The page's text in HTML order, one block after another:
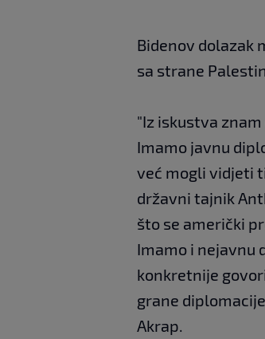
Bidenov dolazak
sa strane
"Iz iskustva
Imamo javnu
već mogli vidjeti
državni tajnik
što se američki
Imamo i nejavnu
konkretnije
grane
Akrap.